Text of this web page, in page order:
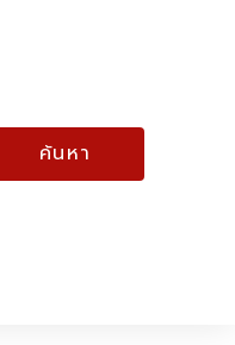
ค้นหา